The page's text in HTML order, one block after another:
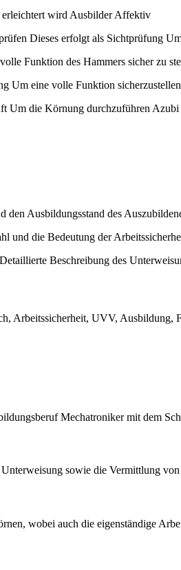
erleichtert wird Ausbilder Affektiv
Dieses erfolgt als Sichtprüfung
Funktion des Hammers sicher zu
Um eine volle Funktion
Um die Körnung durchzuführen Azubi
den Ausbildungsstand des
und die Bedeutung der
Detaillierte Beschreibung des
Arbeitssicherheit, UVV, Ausbildung,
Mechatroniker mit dem
sowie die Vermittlung
wobei auch die eigenständige